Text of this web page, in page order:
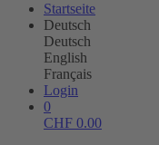
Startseite
Deutsch
Deutsch
English
Français
Login
0
CHF 0.00